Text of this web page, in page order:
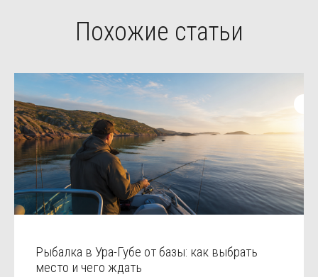
Похожие статьи
Рыбалка в Ура-Губе от базы: как выбрать
место и чего ждать